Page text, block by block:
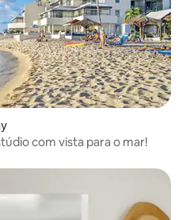
com vista para o mar!